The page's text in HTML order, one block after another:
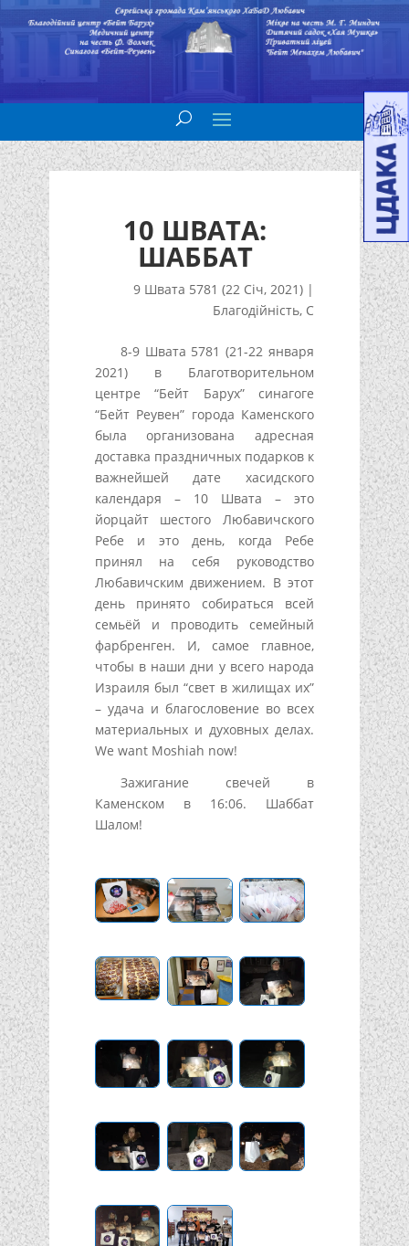
10 ШВАТА:
ШАББАТ
9 Швата 5781 (22 Січ, 2021) |
Благодійність, С
8-9 Швата 5781 (21-22 января
2021) в Благотворительном
центре “Бейт Барух” синагоге
“Бейт Реувен” города Каменского
была организована адресная
доставка праздничных подарков к
важнейшей дате хасидского
календаря – 10 Швата – это
йорцайт шестого Любавичского
Ребе и это день, когда Ребе
принял на себя руководство
Любавичским движением. В этот
день принято собираться всей
семьёй и проводить семейный
фарбренген. И, самое главное,
чтобы в наши дни у всего народа
Израиля был “свет в жилищах их”
– удача и благословение во всех
материальных и духовных делах.
We want Moshiah now!
Зажигание свечей в
Каменском в 16:06. Шаббат
Шалом!